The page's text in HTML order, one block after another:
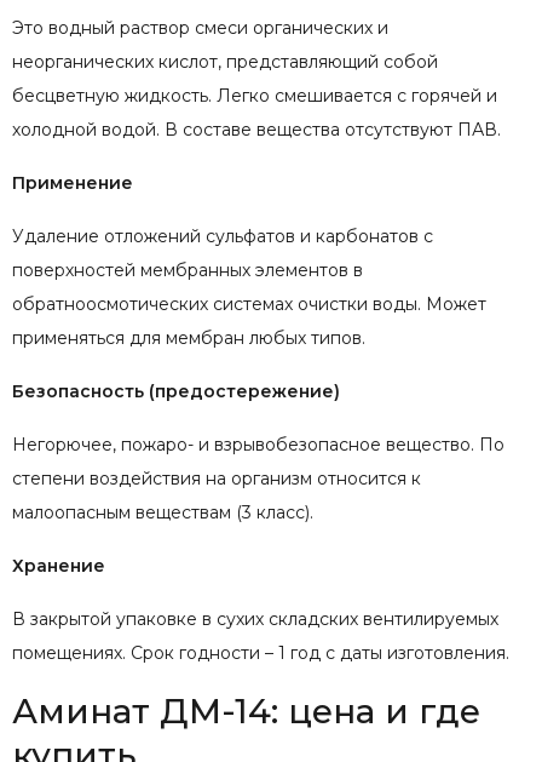
Это водный раствор смеси органических и
неорганических кислот, представляющий собой
бесцветную жидкость. Легко смешивается с горячей и
холодной водой. В составе вещества отсутствуют ПАВ.
Применение
Удаление отложений сульфатов и карбонатов с
поверхностей мембранных элементов в
обратноосмотических системах очистки воды. Может
применяться для мембран любых типов.
Безопасность (предостережение)
Негорючее, пожаро- и взрывобезопасное вещество. По
степени воздействия на организм относится к
малоопасным веществам (3 класс).
Хранение
В закрытой упаковке в сухих складских вентилируемых
помещениях. Срок годности – 1 год с даты изготовления.
Аминат ДМ-14: цена и где